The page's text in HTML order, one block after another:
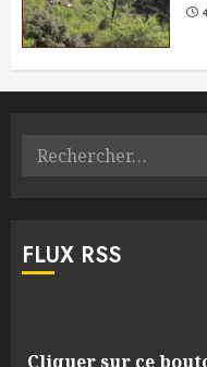
Rechercher :
FLUX RSS
Cliquer sur ce